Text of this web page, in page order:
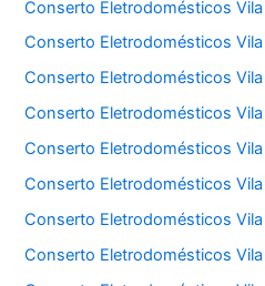
Conserto Eletrodomésticos
Conserto Eletrodomésticos
Conserto Eletrodomésticos
Conserto Eletrodomésticos Vila
Conserto Eletrodomésticos
Conserto Eletrodomésticos
Conserto Eletrodomésticos Vila
Conserto Eletrodomésticos